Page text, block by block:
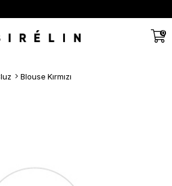
0
Blouse Kırmızı